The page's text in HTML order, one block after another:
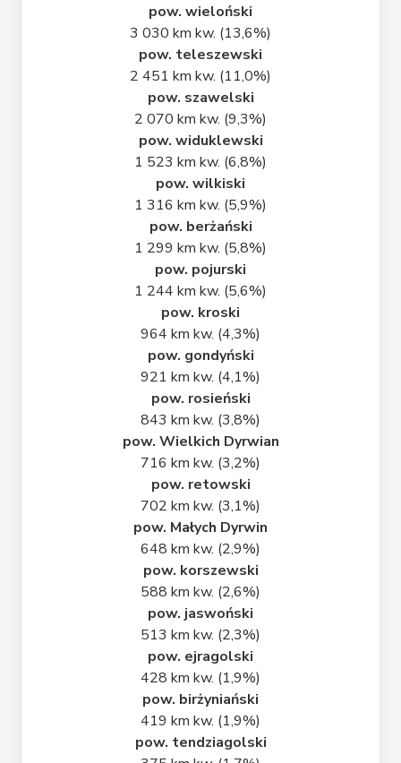
pow. wieloński
3 030 km kw. (13,6%)
pow. teleszewski
2 451 km kw. (11,0%)
pow. szawelski
2 070 km kw. (9,3%)
pow. widuklewski
1 523 km kw. (6,8%)
pow. wilkiski
1 316 km kw. (5,9%)
pow. berżański
1 299 km kw. (5,8%)
pow. pojurski
1 244 km kw. (5,6%)
pow. kroski
964 km kw. (4,3%)
pow. gondyński
921 km kw. (4,1%)
pow. rosieński
843 km kw. (3,8%)
pow. Wielkich Dyrwian
716 km kw. (3,2%)
pow. retowski
702 km kw. (3,1%)
pow. Małych Dyrwin
648 km kw. (2,9%)
pow. korszewski
588 km kw. (2,6%)
pow. jaswoński
513 km kw. (2,3%)
pow. ejragolski
428 km kw. (1,9%)
pow. birżyniański
419 km kw. (1,9%)
pow. tendziagolski